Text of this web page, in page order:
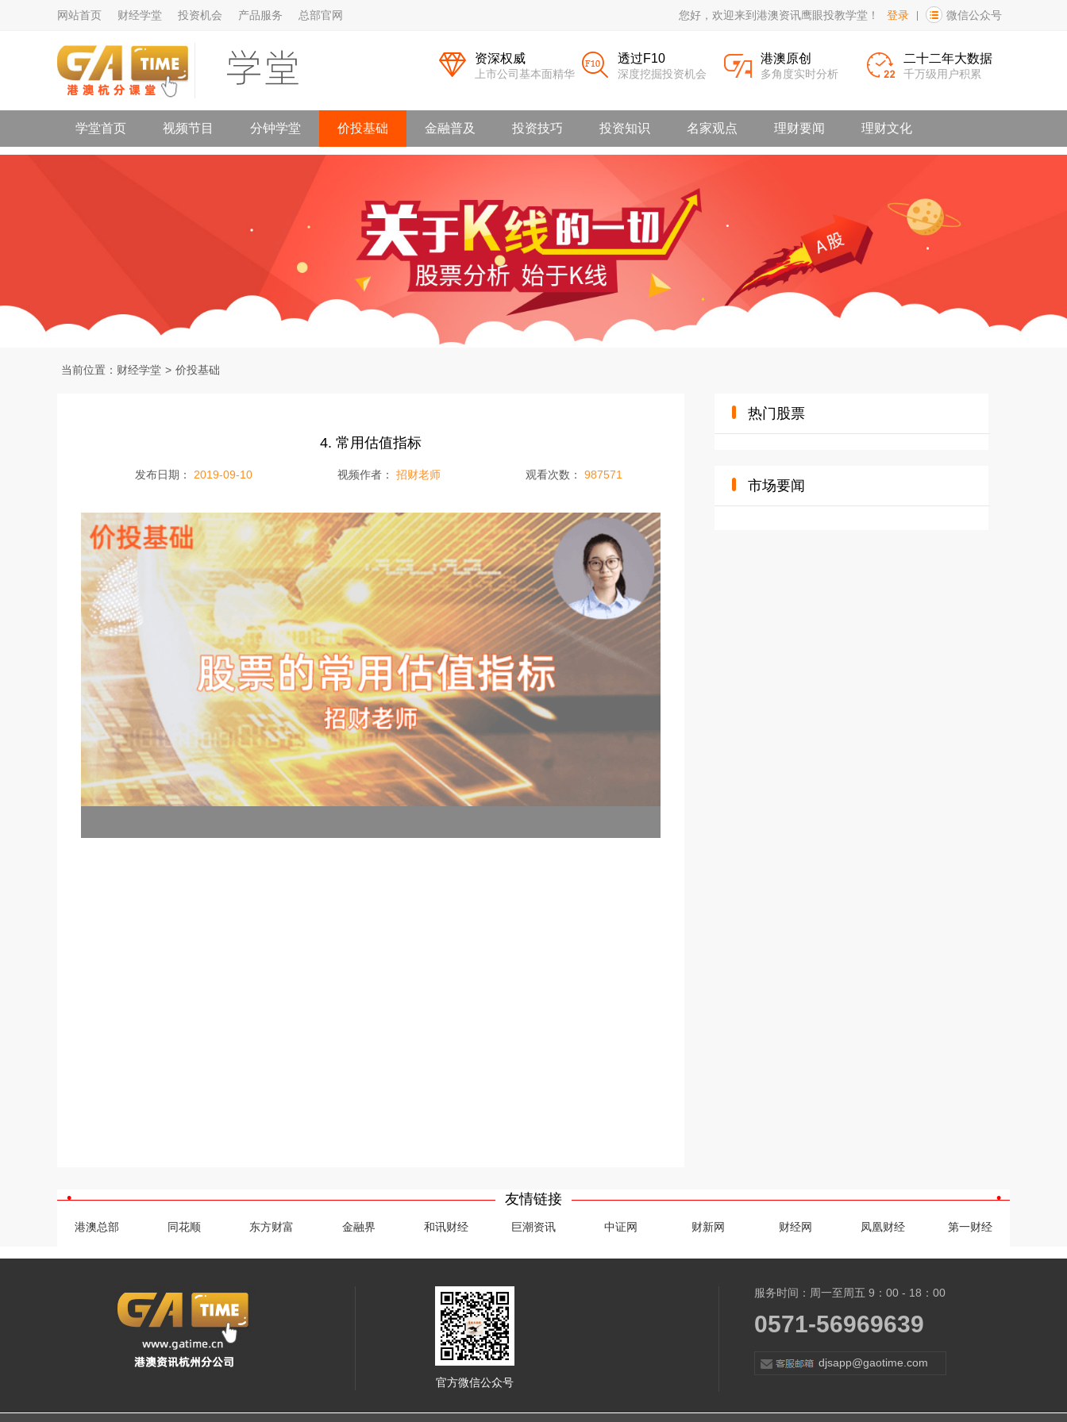
网站首页 财经学堂 投资机会 产品服务 总部官网 您好，欢迎来到港澳资讯鹰眼投教学堂！ 登录 微信公众号
资深权威
上市公司基本面精华
透过F10
深度挖掘投资机会
港澳原创
多角度实时分析
二十二年大数据
千万级用户积累
学堂首页 视频节目 分钟学堂 价投基础 金融普及 投资技巧 投资知识 名家观点 理财要闻 理财文化
当前位置： 财经学堂 > 价投基础
4. 常用估值指标
发布日期： 2019-09-10 视频作者： 招财老师 观看次数： 987571
Video
Player
热门股票
市场要闻
• 友情链接 •
港澳总部 同花顺 东方财富 金融界 和讯财经 巨潮资讯 中证网 财新网 财经网 凤凰财经 第一财经
官方微信公众号
服务时间：周一至周五 9：00 - 18：00
0571-56969639
djsapp@gaotime.com